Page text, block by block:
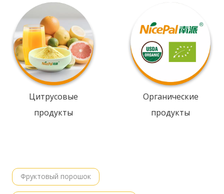
Цитрусовые
продукты
Органические
продукты
Фруктовый порошок